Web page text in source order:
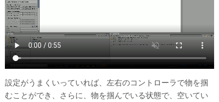
設定がうまくいっていれば、左右のコントローラで物を掴
むことができ、さらに、物を掴んでいる状態で、空いてい